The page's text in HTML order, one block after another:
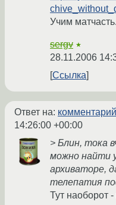
Учим матчасть.
sergv ★
28.11.2006
Ссылка
Ответ на: комментарий
14:26:00 +00:00
> Блин, тока
можно найти
архиваторе,
телепатия
Тут наоборот